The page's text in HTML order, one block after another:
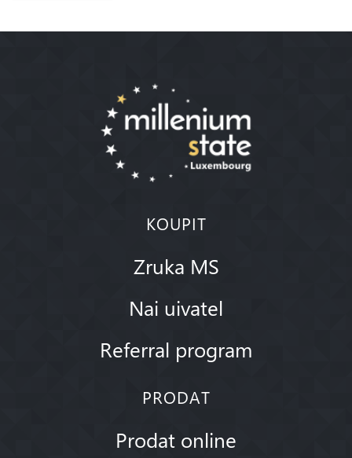
KOUPIT
Zruka MS
Nai uivatel
Referral program
PRODAT
Prodat online